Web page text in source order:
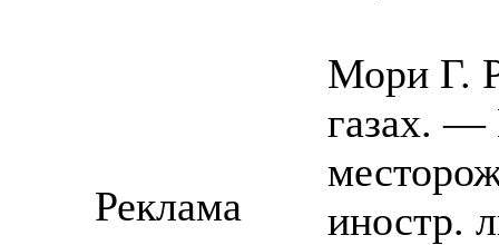
Мори Г.
газах. —
иностр.
Реклама